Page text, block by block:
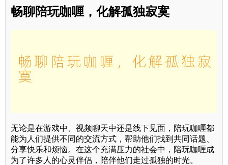
畅聊陪玩咖喱，化解孤独寂寞
无论是在游戏中、视频聊天中还是线下见面，陪玩咖喱都
能为人们提供不同的交流方式，帮助他们找到共同话题、
分享快乐和烦恼。在这个充满压力的社会中，陪玩咖喱成
为了许多人的心灵伴侣，陪伴他们走过孤独的时光。